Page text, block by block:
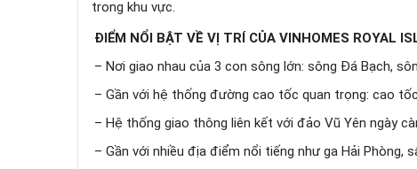
trong khu vực.
ĐIỂM NỔI BẬT VỀ VỊ TRÍ CỦA VINHOMES ROYAL
– Nơi giao nhau của 3 con sông lớn: sông Đá Bạch,
– Gần với hệ thống đường cao tốc quan trọng: cao
– Hệ thống giao thông liên kết với đảo Vũ Yên ngày
– Gần với nhiều địa điểm nổi tiếng như ga Hải Phòng,